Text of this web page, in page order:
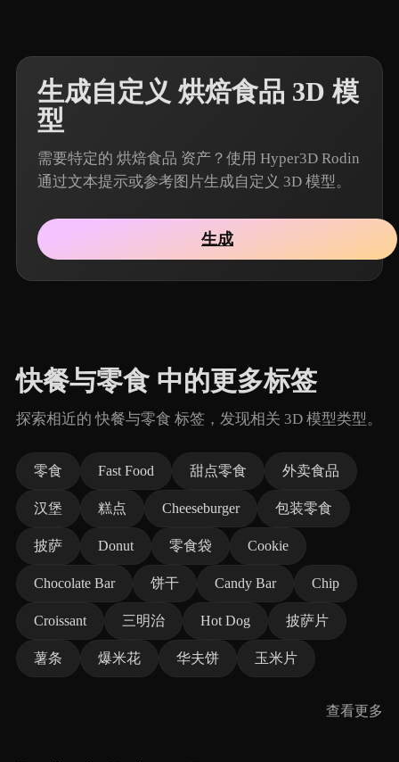
生成自定义 烘焙食品 3D 模
型
需要特定的 烘焙食品 资产？使用 Hyper3D Rodin
通过文本提示或参考图片生成自定义 3D 模型。
生成
快餐与零食 中的更多标签
探索相近的 快餐与零食 标签，发现相关 3D 模型类型。
零食 Fast Food 甜点零食 外卖食品
汉堡 糕点 Cheeseburger 包装零食
披萨 Donut 零食袋 Cookie
Chocolate Bar 饼干 Candy Bar Chip
Croissant 三明治 Hot Dog 披萨片
薯条 爆米花 华夫饼 玉米片
查看更多